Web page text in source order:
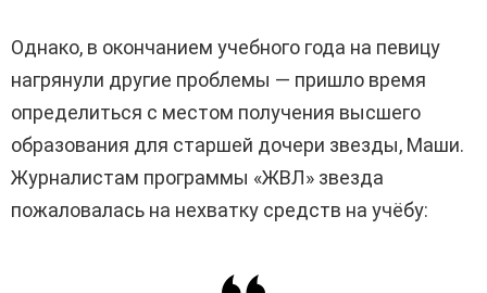
Однако, в окончанием учебного года на певицу
нагрянули другие проблемы — пришло время
определиться с местом получения высшего
образования для старшей дочери звезды, Маши.
Журналистам программы «ЖВЛ» звезда
пожаловалась на нехватку средств на учёбу: